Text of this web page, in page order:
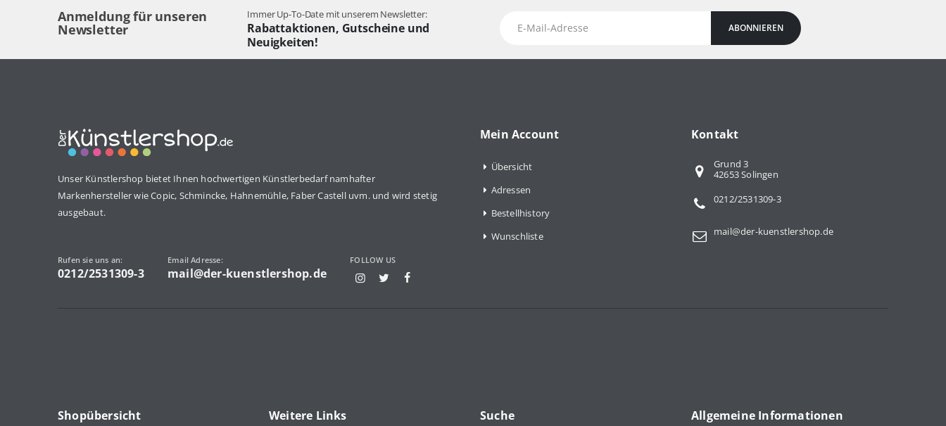
Anmeldung für unseren
Newsletter
Immer Up-To-Date mit unserem Newsletter:
Rabattaktionen, Gutscheine und
Neuigkeiten!
ABONNIEREN
Unser Künstlershop bietet Ihnen hochwertigen Künstlerbedarf namhafter
Markenhersteller wie Copic, Schmincke, Hahnemühle, Faber Castell uvm. und wird stetig
ausgebaut.
Rufen sie uns an:
0212/2531309-3
Email Adresse:
mail@der-kuenstlershop.de
FOLLOW US
Mein Account
Übersicht
Adressen
Bestellhistory
Wunschliste
Kontakt
Grund 3
42653 Solingen
0212/2531309-3
mail@der-kuenstlershop.de
Shopübersicht Weitere Links Suche Allgemeine Informationen